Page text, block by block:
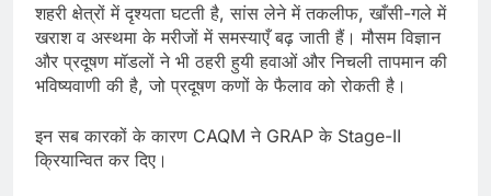
शहरी क्षेत्रों में दृश्यता घटती है, सांस लेने में तकलीफ, खाँसी-गले में
खराश व अस्थमा के मरीजों में समस्याएँ बढ़ जाती हैं। मौसम विज्ञान
और प्रदूषण मॉडलों ने भी ठहरी हुयी हवाओं और निचली तापमान की
भविष्यवाणी की है, जो प्रदूषण कणों के फैलाव को रोकती है।
इन सब कारकों के कारण CAQM ने GRAP के Stage-II
क्रियान्वित कर दिए।